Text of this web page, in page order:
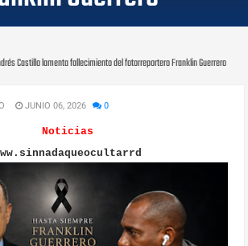
Castillo lamenta fallecimiento del fotorreportero Franklin Guerrero
JUNIO 06, 2026 0
Noticias